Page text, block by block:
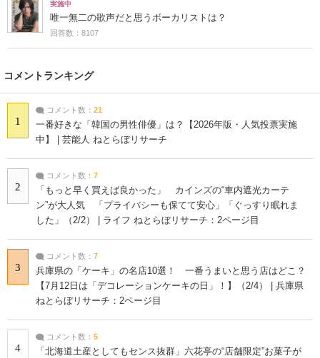
実施中
唯一無二の歌声だと思うボーカリストは？
回答数：8107
コメントランキング
1
コメント数： 21
一番好きな「韓国の男性俳優」は？【2026年版・人気投票実施
中】 | 芸能人 ねとらぼリサーチ
2
コメント数： 7
「もっと早く買えば良かった」 カインズの“車内遮光カーテ
ン”が大人気 「プライバシーも保てて安心」「ぐっすり眠れま
した」（2/2） | ライフ ねとらぼリサーチ：2ページ目
3
コメント数： 7
兵庫県の「ケーキ」の名店10選！ 一番うまいと思う店はどこ？
【7月12日は「デコレーションケーキの日」！】（2/4） | 兵庫県
ねとらぼリサーチ：2ページ目
4
コメント数： 5
「北海道土産としてもセンス抜群」六花亭の“店舗限定”お菓子が